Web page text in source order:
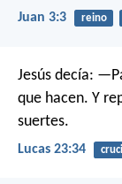
Juan 3:3 reino
Jesús decía:
que hacen. Y
suertes.
Lucas 23:34